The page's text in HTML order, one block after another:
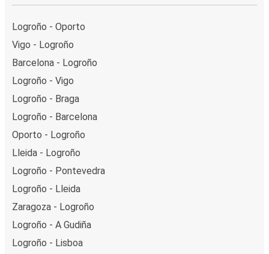
Logroño - Oporto
Vigo - Logroño
Barcelona - Logroño
Logroño - Vigo
Logroño - Braga
Logroño - Barcelona
Oporto - Logroño
Lleida - Logroño
Logroño - Pontevedra
Logroño - Lleida
Zaragoza - Logroño
Logroño - A Gudiña
Logroño - Lisboa